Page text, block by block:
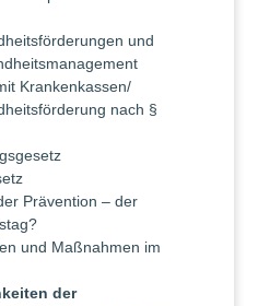
und
Krankenkassen/
nach §
Prävention – der
und Maßnahmen im
der